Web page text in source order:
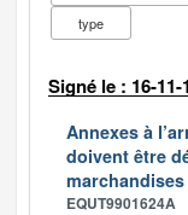
type
Signé le : 16-11-
Annexes à
doivent être
EQUT9901624A